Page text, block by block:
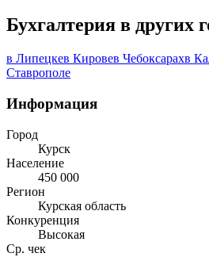
Бухгалтерия в других
в Липецкев Кировев Чебоксарахв
Ставрополе
Информация
Город
Курск
Население
450 000
Регион
Курская область
Конкуренция
Высокая
Ср. чек